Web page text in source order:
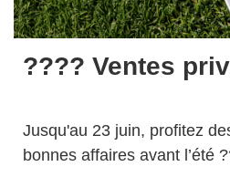
???? Ventes
Jusqu'au 23 juin, profitez
bonnes affaires avant l’été